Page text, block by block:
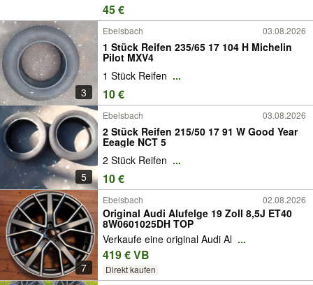
45 €
3
Ebelsbach 03.08.2026
1 Stück Reifen 235/65 17 104 H Michelin
Pilot MXV4
1 Stück Reifen ...
10 €
5
Ebelsbach 03.08.2026
2 Stück Reifen 215/50 17 91 W Good Year
Eeagle NCT 5
2 Stück Reifen ...
10 €
7
Ebelsbach 02.08.2026
Original Audi Alufelge 19 Zoll 8,5J ET40
8W0601025DH TOP
Verkaufe eine original Audi Al ...
419 € VB
Direkt kaufen